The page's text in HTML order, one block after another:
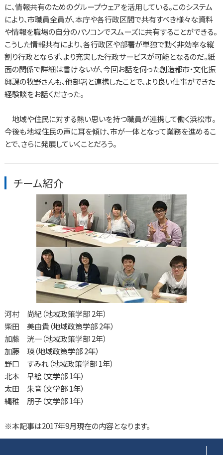
に、情報共有のためのグループウェアを活用している。このシステム
により、市職員全員が、本庁や各行政区間で共有すべき様々な資料
や情報を職場の自分のパソコンでスムーズに共有することができる。
こうした情報共有により、各行政区や部署が単独で動く非効率な縦
割り行政とならず、より充実した行政サービスが可能となるのだ。紙
面の関係で詳細は書けないが、今回お話を伺った創造都市・文化振
興課の牧野さんも、他部署と連携したことで、より良い仕事ができた
経験談をお話くださった。
地域や住民に対する熱い思いを持つ職員が連携して働く浜松市。
今後も地域住民の声に耳を傾け、市が一体となって業務を進めるこ
とで、さらに発展していくことだろう。
チーム紹介
河村 尚紀（地域政策学部 2年）
柴田 美由貴（地域政策学部 2年）
加藤 洸一（地域政策学部 2年）
加藤 瑛（地域政策学部 2年）
野口 すみれ（地域政策学部 1年）
北本 早絵（文学部 1年）
太田 朱音（文学部 1年）
縄稚 朋子（文学部 1年）
※本記事は2017年9月現在の内容となります。